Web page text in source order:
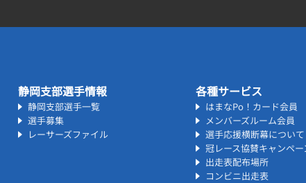
静岡支部選手情報
静岡支部選手一覧
選手募集
レーサーズファイル
各種サービス
はまなPo！カード会員
メンバーズルーム会員
選手応援横断幕について
冠レース協賛キャンペ
出走表配布場所
コンビニ出走表